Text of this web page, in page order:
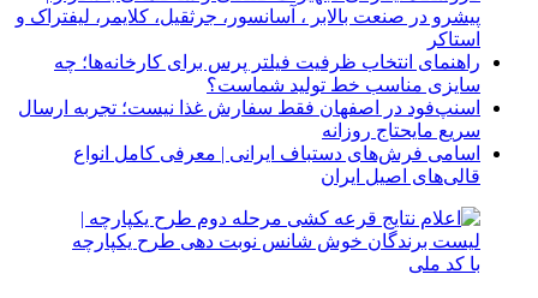
پیشرو در صنعت بالابر ، آسانسور، جرثقیل، کلایمر، لیفتراک و
استاکر
راهنمای انتخاب ظرفیت فیلتر پرس برای کارخانه‌ها؛ چه
سایزی مناسب خط تولید شماست؟
اسنپ‌فود در اصفهان فقط سفارش غذا نیست؛ تجربه ارسال
سریع مایحتاج روزانه
اسامی فرش‌های دستباف ایرانی | معرفی کامل انواع
قالی‌های اصیل ایران